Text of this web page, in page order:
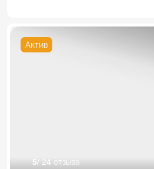
Актив
5/ 24 отзыва